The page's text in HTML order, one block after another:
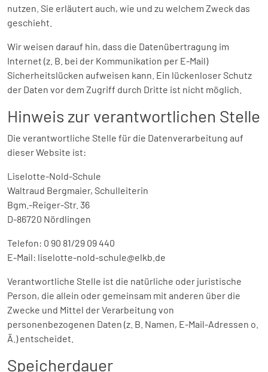
nutzen. Sie erläutert auch, wie und zu welchem Zweck das
geschieht.
Wir weisen darauf hin, dass die Datenübertragung im
Internet (z. B. bei der Kommunikation per E-Mail)
Sicherheitslücken aufweisen kann. Ein lückenloser Schutz
der Daten vor dem Zugriff durch Dritte ist nicht möglich.
Hinweis zur verantwortlichen Stelle
Die verantwortliche Stelle für die Datenverarbeitung auf
dieser Website ist:
Liselotte-Nold-Schule
Waltraud Bergmaier, Schulleiterin
Bgm.-Reiger-Str. 36
D-86720 Nördlingen
Telefon: 0 90 81/29 09 440
E-Mail: liselotte-nold-schule@elkb.de
Verantwortliche Stelle ist die natürliche oder juristische
Person, die allein oder gemeinsam mit anderen über die
Zwecke und Mittel der Verarbeitung von
personenbezogenen Daten (z. B. Namen, E-Mail-Adressen o.
Ä.) entscheidet.
Speicherdauer